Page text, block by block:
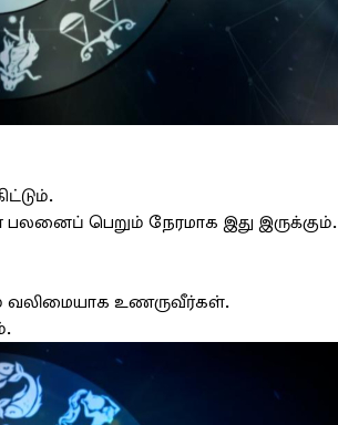
பெறும் நேரமாக இது இருக்கும்.
வலிமையாக உணருவீர்கள்.